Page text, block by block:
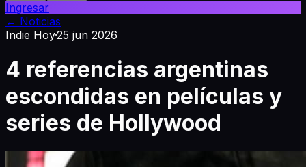
Ingresar
← Noticias
Indie Hoy·25 jun 2026
4 referencias argentinas
escondidas en películas y
series de Hollywood